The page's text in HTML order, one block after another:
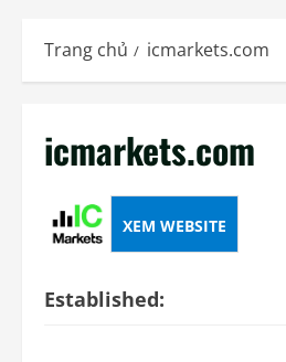
Trang chủ icmarkets.com
icmarkets.com
XEM WEBSITE
Established: